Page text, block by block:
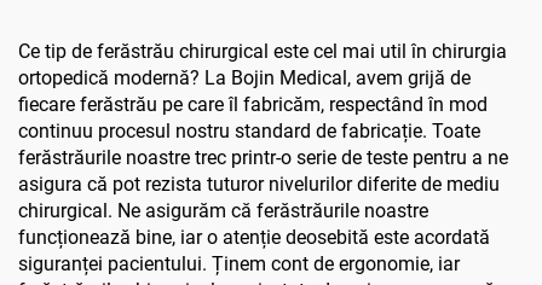
traumatică și articulară
Ce tip de ferăstrău chirurgical este cel mai util în chirurgia
ortopedică modernă? La Bojin Medical, avem grijă de
fiecare ferăstrău pe care îl fabricăm, respectând în mod
continuu procesul nostru standard de fabricație. Toate
ferăstrăurile noastre trec printr-o serie de teste pentru a ne
asigura că pot rezista tuturor nivelurilor diferite de mediu
chirurgical. Ne asigurăm că ferăstrăurile noastre
funcționează bine, iar o atenție deosebită este acordată
siguranței pacientului. Ținem cont de ergonomie, iar